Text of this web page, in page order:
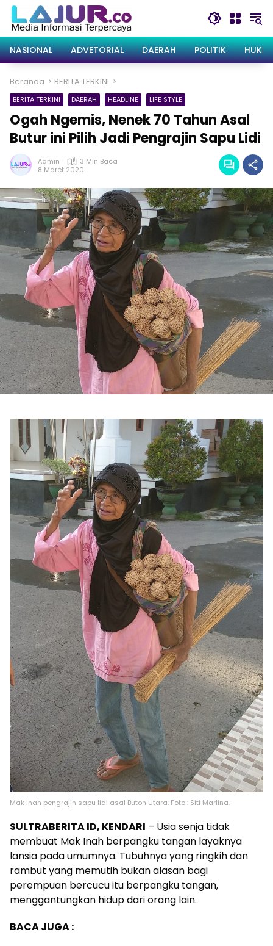
Langsung
konten
NASIONAL
ADVETORIAL DAERAH POLITIK
Beranda BERITA TERKINI
BERITA TERKINI DAERAH HEADLINE LIFE STYLE
Ogah Ngemis, Nenek 70 Tahun Asal
Butur ini Pilih Jadi Pengrajin Sapu Lidi
Admin
3 Min Baca
8 Maret 2020
Mak Inah pengrajin sapu lidi asal Buton Utara. Foto : Siti Marlina.
SULTRABERITA ID, KENDARI – Usia senja tidak
membuat Mak Inah berpangku tangan layaknya
lansia pada umumnya. Tubuhnya yang ringkih dan
rambut yang memutih bukan alasan bagi
perempuan bercucu itu berpangku tangan,
menggantungkan hidup dari orang lain.
BACA JUGA :